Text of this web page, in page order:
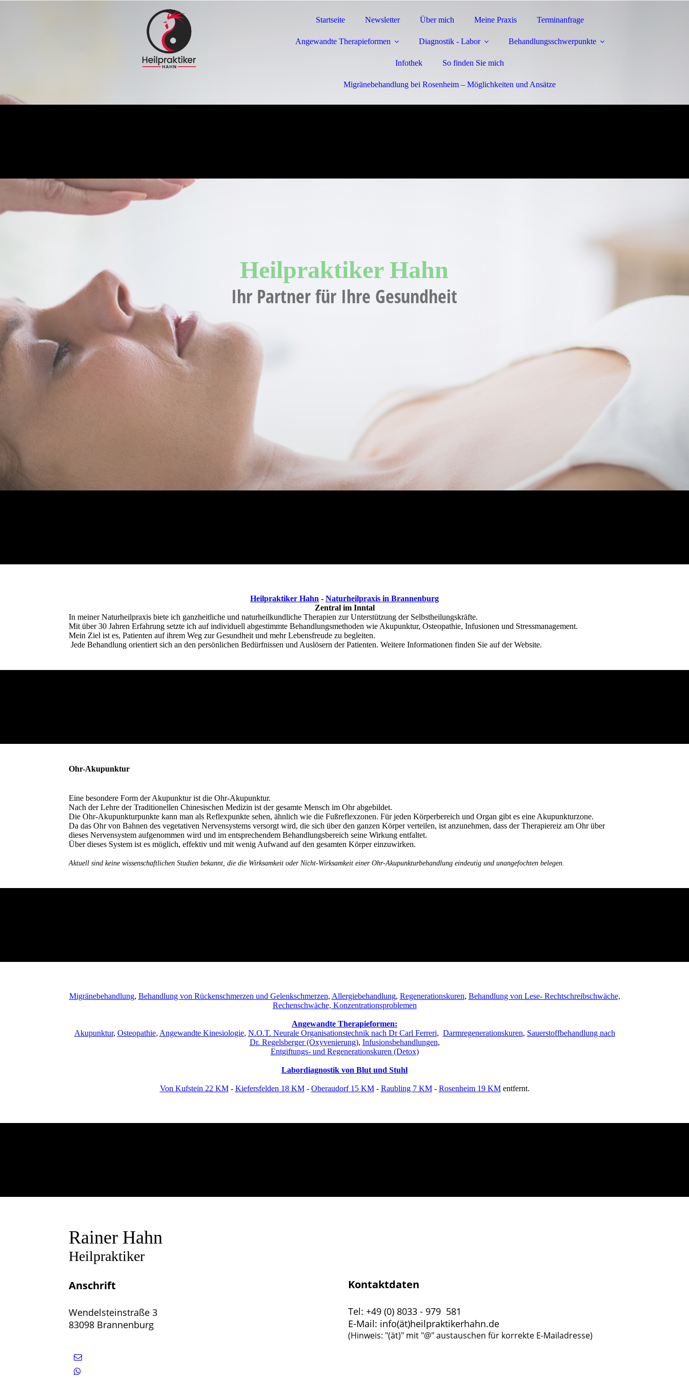
Startseite Newsletter Über mich Meine Praxis Terminanfrage
Angewandte Therapieformen Diagnostik - Labor Behandlungsschwerpunkte
Infothek So finden Sie mich
Migränebehandlung bei Rosenheim – Möglichkeiten und Ansätze
Heilpraktiker Hahn
Ihr Partner für Ihre Gesundheit
Heilpraktiker Hahn - Naturheilpraxis in Brannenburg
Zentral im Inntal
In meiner Naturheilpraxis biete ich ganzheitliche und naturheilkundliche Therapien zur Unterstützung der Selbstheilungskräfte.
Mit über 30 Jahren Erfahrung setzte ich auf individuell abgestimmte Behandlungsmethoden wie Akupunktur, Osteopathie, Infusionen und Stressmanagement.
Mein Ziel ist es, Patienten auf ihrem Weg zur Gesundheit und mehr Lebensfreude zu begleiten.
Jede Behandlung orientiert sich an den persönlichen Bedürfnissen und Auslösern der Patienten. Weitere Informationen finden Sie auf der Website.
Ohr-Akupunktur
Eine besondere Form der Akupunktur ist die Ohr-Akupunktur.
Nach der Lehre der Traditionellen Chinesischen Medizin ist der gesamte Mensch im Ohr abgebildet.
Die Ohr-Akupunkturpunkte kann man als Reflexpunkte sehen, ähnlich wie die Fußreflexzonen. Für jeden Körperbereich und Organ gibt es eine Akupunkturzone.
Da das Ohr von Bahnen des vegetativen Nervensystems versorgt wird, die sich über den ganzen Körper verteilen, ist anzunehmen, dass der Therapiereiz am Ohr über
dieses Nervensystem aufgenommen wird und im entsprechendem Behandlungsbereich seine Wirkung entfaltet.
Über dieses System ist es möglich, effektiv und mit wenig Aufwand auf den gesamten Körper einzuwirken.
Aktuell sind keine wissenschaftlichen Studien bekannt, die die Wirksamkeit oder Nicht-Wirksamkeit einer Ohr-Akupunkturbehandlung eindeutig und unangefochten belegen.
Migränebehandlung, Behandlung von Rückenschmerzen und Gelenkschmerzen, Allergiebehandlung, Regenerationskuren, Behandlung von Lese- Rechtschreibschwäche,
Rechenschwäche, Konzentrationsproblemen
Angewandte Therapieformen:
Akupunktur, Osteopathie, Angewandte Kinesiologie, N.O.T. Neurale Organisationstechnik nach Dr Carl Ferreri, Darmregenerationskuren, Sauerstoffbehandlung nach
Dr. Regelsberger (Oxyvenierung), Infusionsbehandlungen,
Entgiftungs- und Regenerationskuren (Detox)
Labordiagnostik von Blut und Stuhl
Von Kufstein 22 KM- Kiefersfelden 18 KM- Oberaudorf 15 KM- Raubling 7 KM- Rosenheim 19 KMentfernt.
Rainer Hahn
Heilpraktiker
Anschrift
Wendelsteinstraße 3
83098 Brannenburg
Kontaktdaten
Tel: +49 (0) 8033 - 979 581
E-Mail: info(ät)heilpraktikerhahn.de
(Hinweis: "(ät)" mit "@" austauschen für korrekte E-Mailadresse)